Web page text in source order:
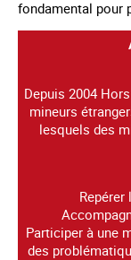
fondamental pour
Depuis 2004
mineurs
lesquels des
Repérer
Participer à une
des